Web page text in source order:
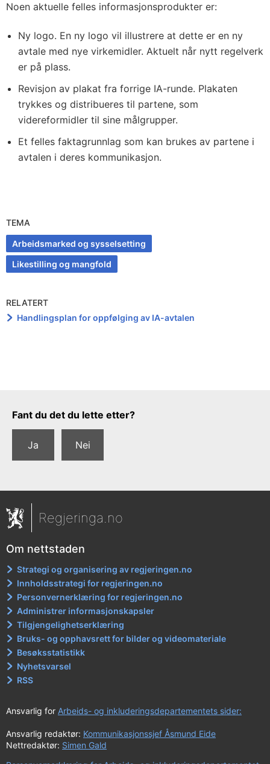
Noen aktuelle felles informasjonsprodukter er:
Ny logo. En ny logo vil illustrere at dette er en ny
avtale med nye virkemidler. Aktuelt når nytt regelverk
er på plass.
Revisjon av plakat fra forrige IA-runde. Plakaten
trykkes og distribueres til partene, som
videreformidler til sine målgrupper.
Et felles faktagrunnlag som kan brukes av partene i
avtalen i deres kommunikasjon.
TEMA
Arbeidsmarked og sysselsetting
Likestilling og mangfold
RELATERT
Handlingsplan for oppfølging av IA-avtalen
Tilbakemeldingsskjema
Fant du det du lette etter?
Ja Nei
Regjeringa.no
Om nettstaden
Strategi og organisering av regjeringen.no
Innholdsstrategi for regjeringen.no
Personvernerklæring for regjeringen.no
Administrer informasjonskapsler
Tilgjengelighetserklæring
Bruks- og opphavsrett for bilder og videomateriale
Besøksstatistikk
Nyhetsvarsel
RSS
Ansvarlig for Arbeids- og inkluderingsdepartementets sider:
Ansvarlig redaktør: Kommunikasjonssjef Åsmund Eide
Nettredaktør: Simen Gald